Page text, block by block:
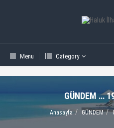
Menu Category
GÜNDEM …
Anasayfa GÜNDEM